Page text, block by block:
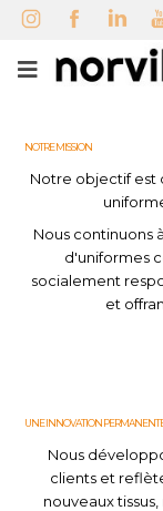
des
depuis
Nouvelle
NOTRE MISSION
Notre objectif est
Nous continuons
d'uniformes
socialement
et
UNE INNOVATION
Nous
clients et
nouveaux
Ajouter
Créer